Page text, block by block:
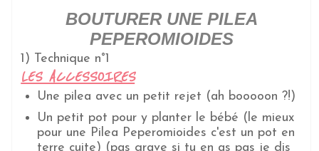
BOUTURER UNE PILEA
PEPEROMIOIDES
1) Technique n°1
LES ACCESSOIRES
Une pilea avec un petit rejet (ah booooon ?!)
Un petit pot pour y planter le bébé (le mieux
pour une Pilea Peperomioides c'est un pot en
terre cuite) (pas grave si tu en as pas je dis